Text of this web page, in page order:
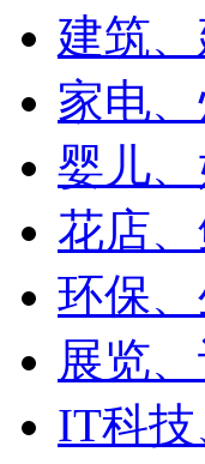
建筑
家电
婴儿
花店
环保
展览
IT科